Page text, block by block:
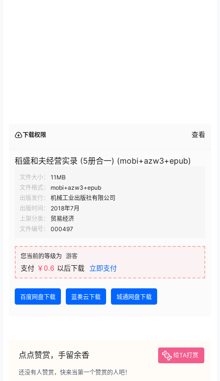
下载权限 查看
稻盛和夫经营实录 (5册合一) (mobi+azw3+epub)
文件大小：
11MB
文件格式：
mobi+azw3+epub
出版发行：
机械工业出版社有限公司
出版时间：
2018年7月
上架分类：
贸易经济
文件编号：
000497
您当前的等级为 游客
支付 ￥0.6 以后下载 立即支付
百度网盘下载 蓝奏云下载 城通网盘下载
点点赞赏，手留余香 给TA打赏
还没有人赞赏，快来当第一个赞赏的人吧！